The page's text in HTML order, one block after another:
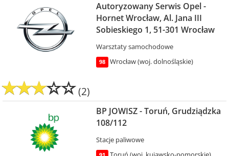
Autoryzowany Serwis Opel -
Hornet Wrocław, Al. Jana III
Sobieskiego 1, 51-301 Wrocław
Warsztaty samochodowe
98 Wrocław (woj. dolnośląskie)
(2)
BP JOWISZ - Toruń, Grudziądzka
108/112
Stacje paliwowe